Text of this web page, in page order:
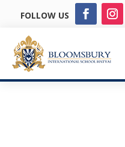
FOLLOW US